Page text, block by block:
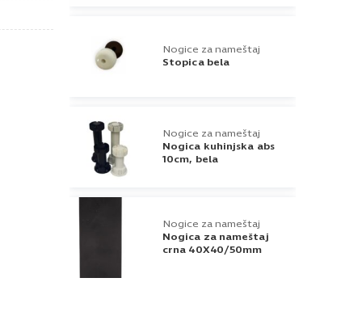
Nogice za nameštaj
Stopica bela
Nogice za nameštaj
Nogica kuhinjska abs
10cm, bela
Nogice za nameštaj
Nogica za nameštaj
crna 40X40/50mm